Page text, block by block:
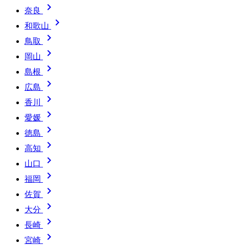
奈良 
和歌山 
鳥取 
岡山 
島根 
広島 
香川 
愛媛 
徳島 
高知 
山口 
福岡 
佐賀 
大分 
長崎 
宮崎 